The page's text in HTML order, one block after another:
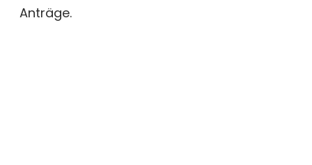
Anträge.